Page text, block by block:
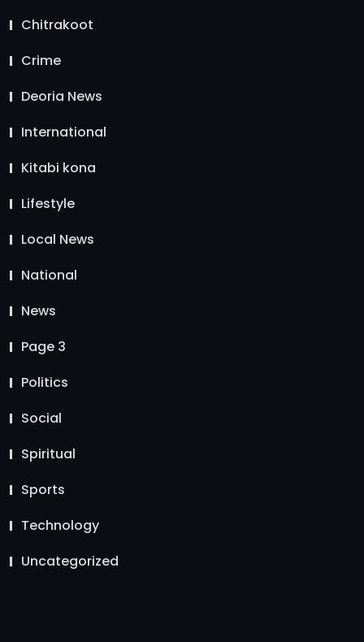
Chitrakoot
Crime
Deoria News
International
Kitabi kona
Lifestyle
Local News
National
News
Page 3
Politics
Social
Spiritual
Sports
Technology
Uncategorized